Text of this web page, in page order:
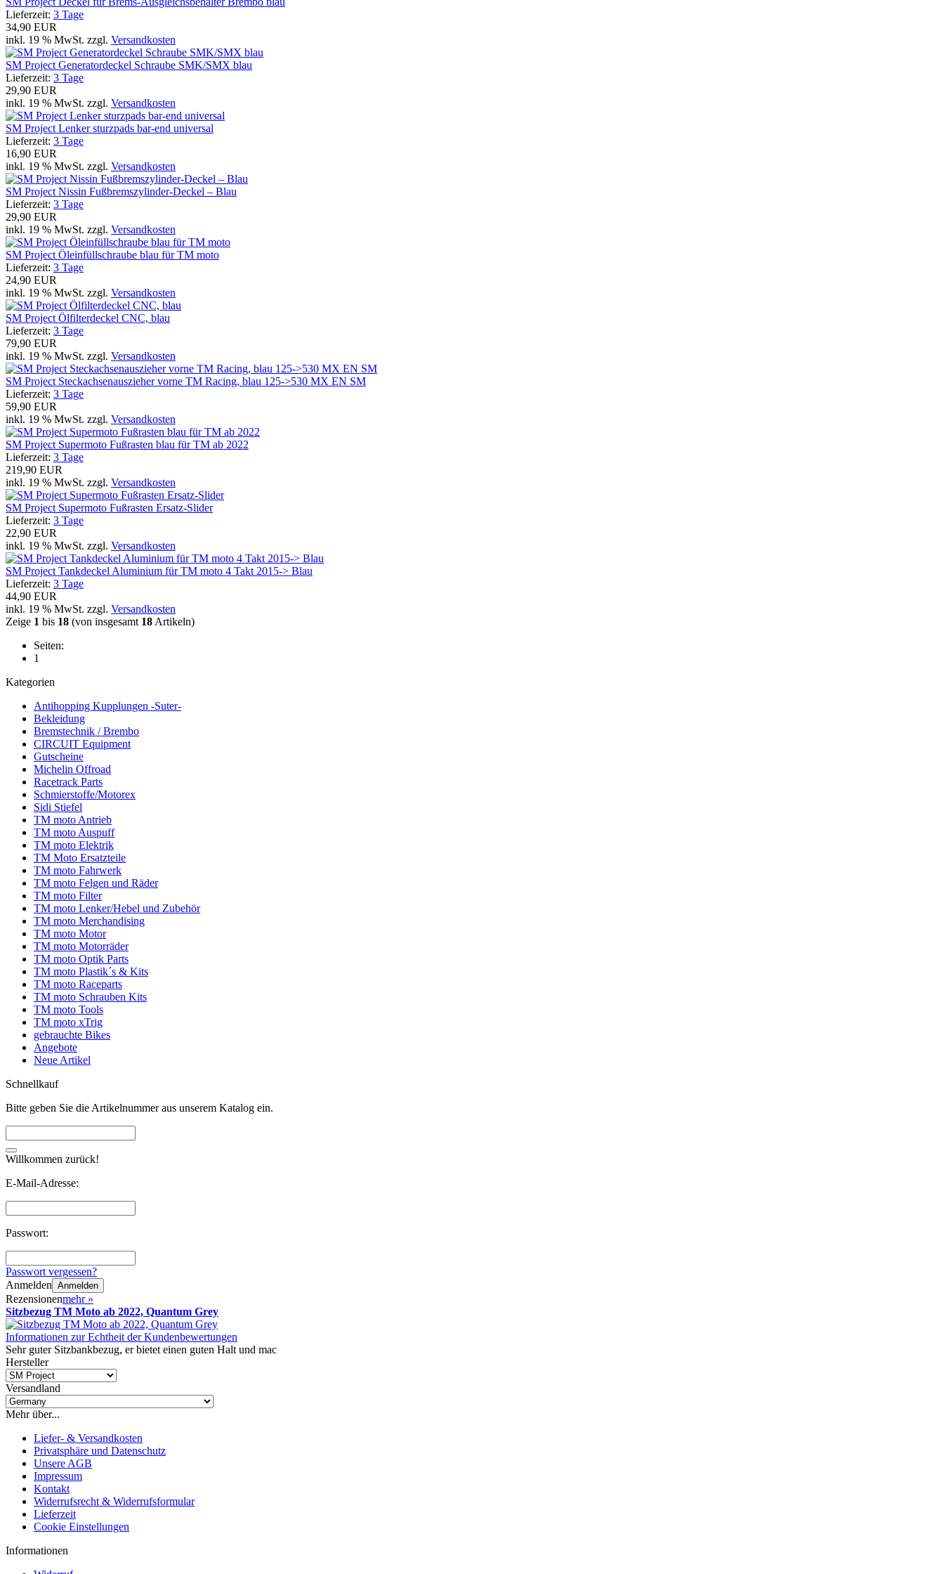
Lieferzeit: 3 Tage
34,90 EUR
inkl. 19 % MwSt. zzgl. Versandkosten
SM Project Generatordeckel Schraube SMK/SMX blau
Lieferzeit: 3 Tage
29,90 EUR
inkl. 19 % MwSt. zzgl. Versandkosten
SM Project Lenker sturzpads bar-end universal
Lieferzeit: 3 Tage
16,90 EUR
inkl. 19 % MwSt. zzgl. Versandkosten
SM Project Nissin Fußbremszylinder-Deckel – Blau
Lieferzeit: 3 Tage
29,90 EUR
inkl. 19 % MwSt. zzgl. Versandkosten
SM Project Öleinfüllschraube blau für TM moto
Lieferzeit: 3 Tage
24,90 EUR
inkl. 19 % MwSt. zzgl. Versandkosten
SM Project Ölfilterdeckel CNC, blau
Lieferzeit: 3 Tage
79,90 EUR
inkl. 19 % MwSt. zzgl. Versandkosten
SM Project Steckachsenauszieher vorne TM Racing, blau 125->530 MX EN SM
Lieferzeit: 3 Tage
59,90 EUR
inkl. 19 % MwSt. zzgl. Versandkosten
SM Project Supermoto Fußrasten blau für TM ab 2022
Lieferzeit: 3 Tage
219,90 EUR
inkl. 19 % MwSt. zzgl. Versandkosten
SM Project Supermoto Fußrasten Ersatz-Slider
Lieferzeit: 3 Tage
22,90 EUR
inkl. 19 % MwSt. zzgl. Versandkosten
SM Project Tankdeckel Aluminium für TM moto 4 Takt 2015-> Blau
Lieferzeit: 3 Tage
44,90 EUR
inkl. 19 % MwSt. zzgl. Versandkosten
Zeige 1 bis 18 (von insgesamt 18 Artikeln)
Seiten:
1
Kategorien
Antihopping Kupplungen -Suter-
Bekleidung
Bremstechnik / Brembo
CIRCUIT Equipment
Gutscheine
Michelin Offroad
Racetrack Parts
Schmierstoffe/Motorex
Sidi Stiefel
TM moto Antrieb
TM moto Auspuff
TM moto Elektrik
TM Moto Ersatzteile
TM moto Fahrwerk
TM moto Felgen und Räder
TM moto Filter
TM moto Lenker/Hebel und Zubehör
TM moto Merchandising
TM moto Motor
TM moto Motorräder
TM moto Optik Parts
TM moto Plastik´s & Kits
TM moto Raceparts
TM moto Schrauben Kits
TM moto Tools
TM moto xTrig
gebrauchte Bikes
Angebote
Neue Artikel
Schnellkauf
Bitte geben Sie die Artikelnummer aus unserem Katalog ein.
Willkommen zurück!
E-Mail-Adresse:
Passwort:
Passwort vergessen?
Anmelden Anmelden
Rezensionenmehr »
Sitzbezug TM Moto ab 2022, Quantum Grey
Informationen zur Echtheit der Kundenbewertungen
Sehr guter Sitzbankbezug, er bietet einen guten Halt und mac
Hersteller
Versandland
Mehr über...
Liefer- & Versandkosten
Privatsphäre und Datenschutz
Unsere AGB
Impressum
Kontakt
Widerrufsrecht & Widerrufsformular
Lieferzeit
Cookie Einstellungen
Informationen